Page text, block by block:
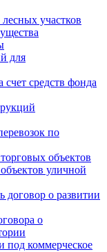
участков
для
средств фонда
по
объектов
уличной
договор о развитии
о
под коммерческое